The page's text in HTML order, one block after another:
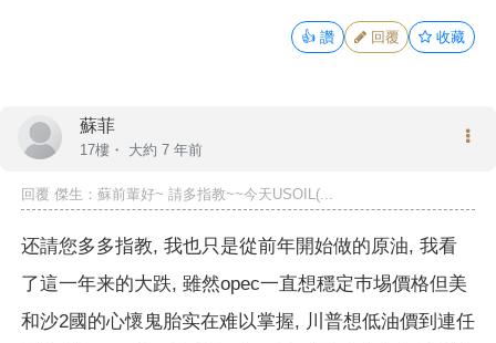
👍 讚 回覆 收藏
蘇菲
17樓・ 大約 7 年前
回覆 傑生：蘇前輩好~ 請多指教~~今天USOIL(...
还請您多多指教, 我也只是從前年開始做的原油, 我看
了這一年来的大跌, 雖然opec一直想穩定巿埸價格但美
和沙2國的心懷鬼胎实在难以掌握, 川普想低油價到連任